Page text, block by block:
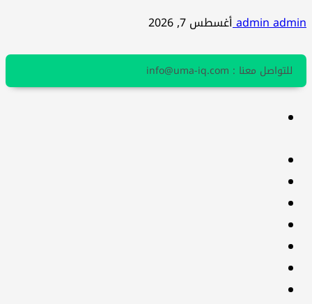
admin adminأغسطس 7, 2026
للتواصل معنا : info@uma-iq.com